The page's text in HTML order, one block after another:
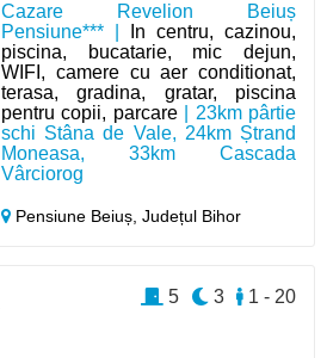
Cazare Revelion Beiuș
Pensiune*** |
In centru, cazinou,
piscina, bucatarie, mic dejun,
WIFI, camere cu aer conditionat,
terasa, gradina, gratar, piscina
pentru copii, parcare| 23km pârtie
schi Stâna de Vale, 24km Ștrand
Moneasa, 33km Cascada
Vârciorog
Pensiune Beiuș,Județul Bihor
1 - 20
3
5